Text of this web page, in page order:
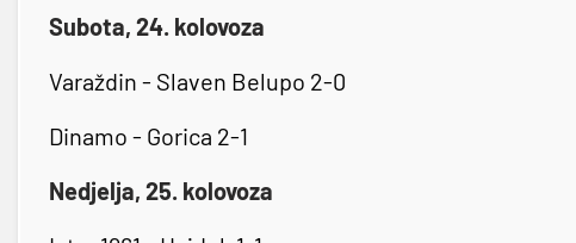
Subota, 24. kolovoza
Varaždin - Slaven Belupo 2-0
Dinamo - Gorica 2-1
Nedjelja, 25. kolovoza